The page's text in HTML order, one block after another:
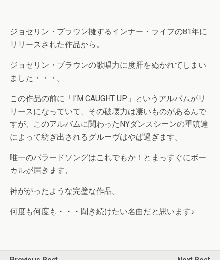
ジョセリン・ブラウン擁するインナー・ライフの81年に
リリースされた作品から。
ジョセリン・ブラウンの歌唱力に度肝をぬかれてしまい
ました・・・。
この作品の前に「I’M CAUGHT UP」というアルバムがリ
リースになっていて、その破壊力は凄いものがあるんで
すが、このアルバムに関わったNYダンスシーンの重鎮達
によって紡ぎ出されるグルーヴはやば過ぎます。
唯一のバラードソングはこれでもか！とまっすぐにボー
カルが届きます。
神ががったような完璧な作品。
何度も何度も・・・聞き続けたい名曲だと思います♪